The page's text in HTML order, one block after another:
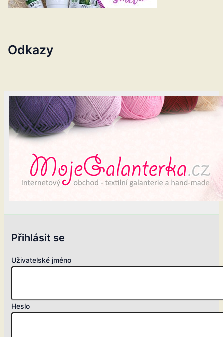
Odkazy
Přihlásit se
Uživatelské jméno
Heslo